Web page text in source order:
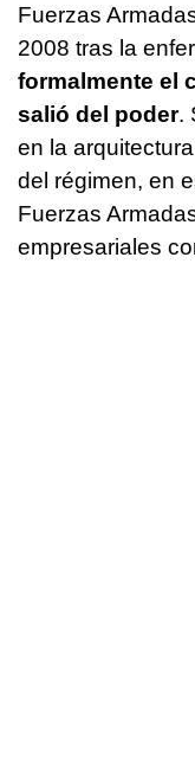
Fuerzas
2008 tras la
formalmente el
salió del poder.
en la
del régimen, en
Fuerzas
empresariales